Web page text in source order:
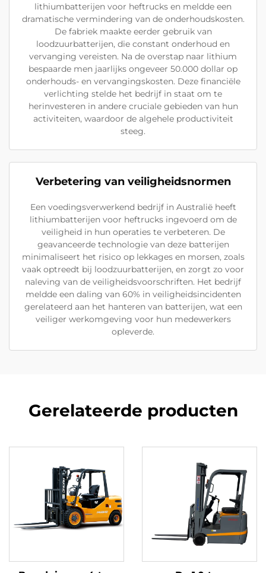
lithiumbatterijen voor heftrucks en meldde een
dramatische vermindering van de onderhoudskosten.
De fabriek maakte eerder gebruik van
loodzuurbatterijen, die constant onderhoud en
vervanging vereisten. Na de overstap naar lithium
bespaarde men jaarlijks ongeveer 50.000 dollar op
onderhouds- en vervangingskosten. Deze financiële
verlichting stelde het bedrijf in staat om te
herinvesteren in andere cruciale gebieden van hun
activiteiten, waardoor de algehele productiviteit
steeg.
Verbetering van veiligheidsnormen
Een voedingsverwerkend bedrijf in Australië heeft
lithiumbatterijen voor heftrucks ingevoerd om de
veiligheid in hun operaties te verbeteren. De
geavanceerde technologie van deze batterijen
minimaliseert het risico op lekkages en morsen, zoals
vaak optreedt bij loodzuurbatterijen, en zorgt zo voor
naleving van de veiligheidsvoorschriften. Het bedrijf
meldde een daling van 60% in veiligheidsincidenten
gerelateerd aan het hanteren van batterijen, wat een
veiliger werkomgeving voor hun medewerkers
opleverde.
Gerelateerde producten